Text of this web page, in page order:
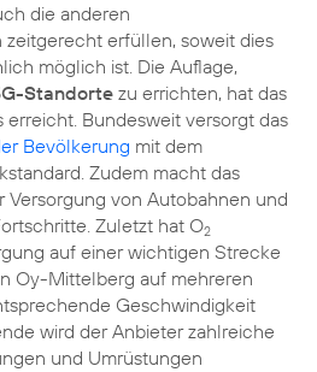
die anderen
zeitgerecht erfüllen, soweit dies
möglich ist. Die Auflage,
Standortezu errichten, hat das
Bundesweit versorgt das
Bevölkerung mit dem
Zudem macht das
Versorgung von Autobahnen und
Zuletzt hat O2
auf einer wichtigen Strecke
Oy-Mittelberg auf mehreren
Geschwindigkeit
wird der Anbieter zahlreiche
und Umrüstungen